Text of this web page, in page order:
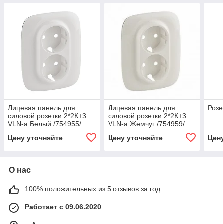
Лицевая панель для
силовой розетки 2*2К+3
VLN-a Белый /754955/
Цену уточняйте
Лицевая панель для
силовой розетки 2*2К+3
VLN-a Жемчуг /754959/
Цену уточняйте
О нас
100% положительных из 5 отзывов за год
Работает с 09.06.2020